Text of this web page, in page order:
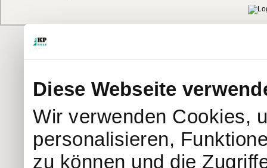
Diese Webseite
Wir verwenden Cookies,
personalisieren,
zu können und die